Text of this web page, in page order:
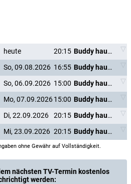
heute 20:15
Buddy haut den Lukas
So, 09.08.2026 16:55
Buddy haut den Lukas
So, 06.09.2026 15:00
Buddy haut den Lukas
Mo, 07.09.202615:00
Buddy haut den Lukas
Di, 22.09.2026 20:15
Buddy haut den Lukas
Mi, 23.09.2026 20:15 Buddy haut den Lukas
ohne Gewähr auf Vollständigkeit.
nächsten TV-Termin kostenlos
werden: